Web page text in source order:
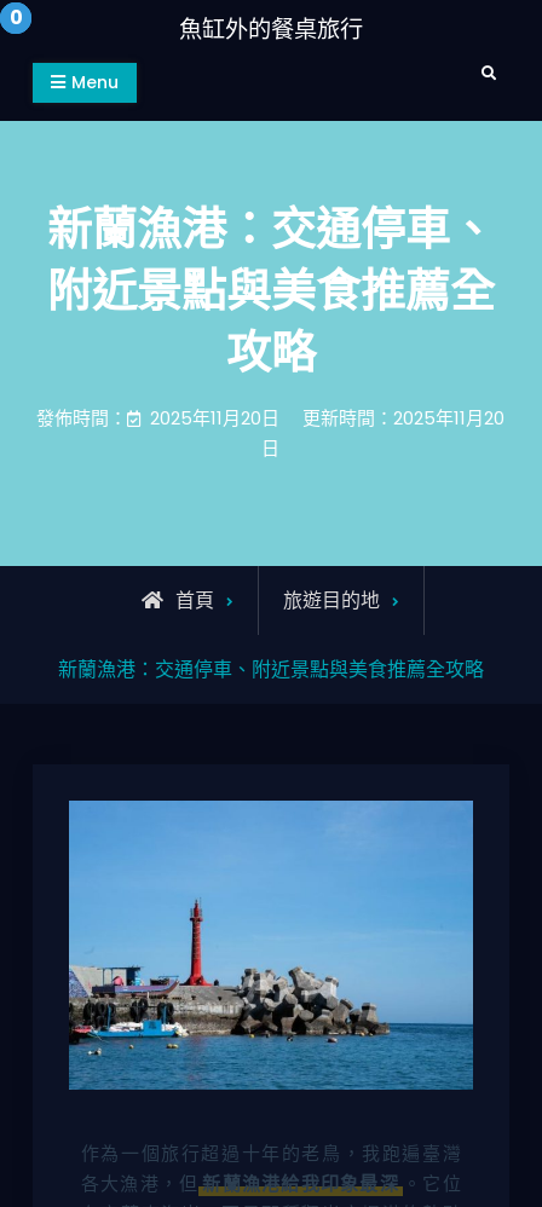
Skip
content
魚缸外的餐桌旅行
Menu Search
新蘭漁港：交通停車、
附近景點與美食推薦全
攻略
發佈時間： 2025年11月20日
更新時間：2025年11月20
日
首頁 旅遊目的地
新蘭漁港：交通停車、附近景點與美食推薦全攻略
作為一個旅行超過十年的老鳥，我跑遍臺灣
各大漁港，但新蘭漁港給我印象最深 。它位